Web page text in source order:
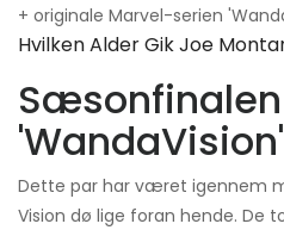
+ originale Marvel-serien
Hvilken Alder Gik Joe
Sæsonfinalen
'WandaVision'
Dette par har været igennem
Vision dø lige foran hende. De